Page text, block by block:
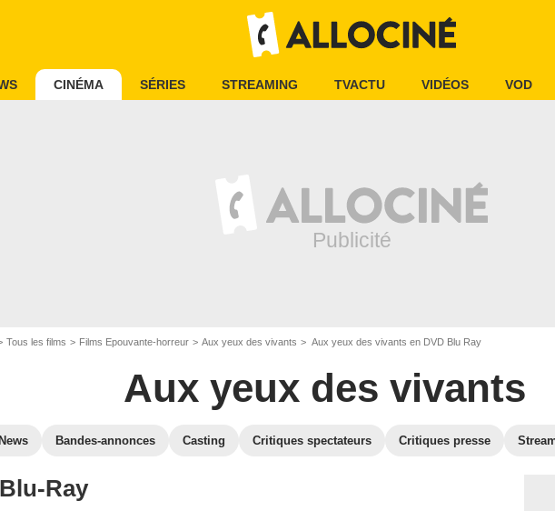
CINÉMA SÉRIES STREAMING TVACTU VIDÉOS VOD
Tous les films Films Epouvante-horreur Aux yeux des vivants Aux yeux des vivants en DVD Blu Ray
Aux yeux des vivants
News Bandes-annonces Casting Critiques spectateurs Critiques presse
Ray